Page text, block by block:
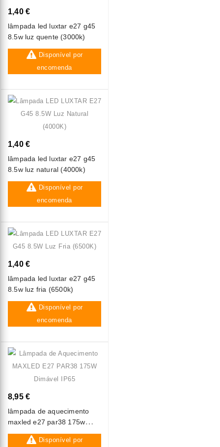
1,40 €
lâmpada led luxtar e27 g45
8.5w luz quente (3000k)
Disponível por
encomenda
1,40 €
lâmpada led luxtar e27 g45
8.5w luz natural (4000k)
Disponível por
encomenda
1,40 €
lâmpada led luxtar e27 g45
8.5w luz fria (6500k)
Disponível por
encomenda
8,95 €
lâmpada de aquecimento
maxled e27 par38 175w
dimável ip65
Disponível por